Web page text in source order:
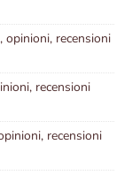
opinioni, recensioni
recensioni
recensioni